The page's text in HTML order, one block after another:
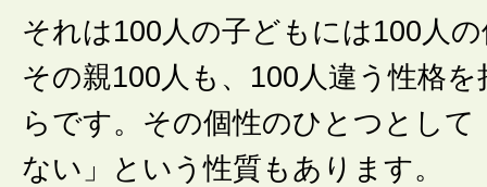
それは100人の子どもには100人
その親100人も、100人違う性格
らです。その個性のひとつとして
ない」という性質もあります。